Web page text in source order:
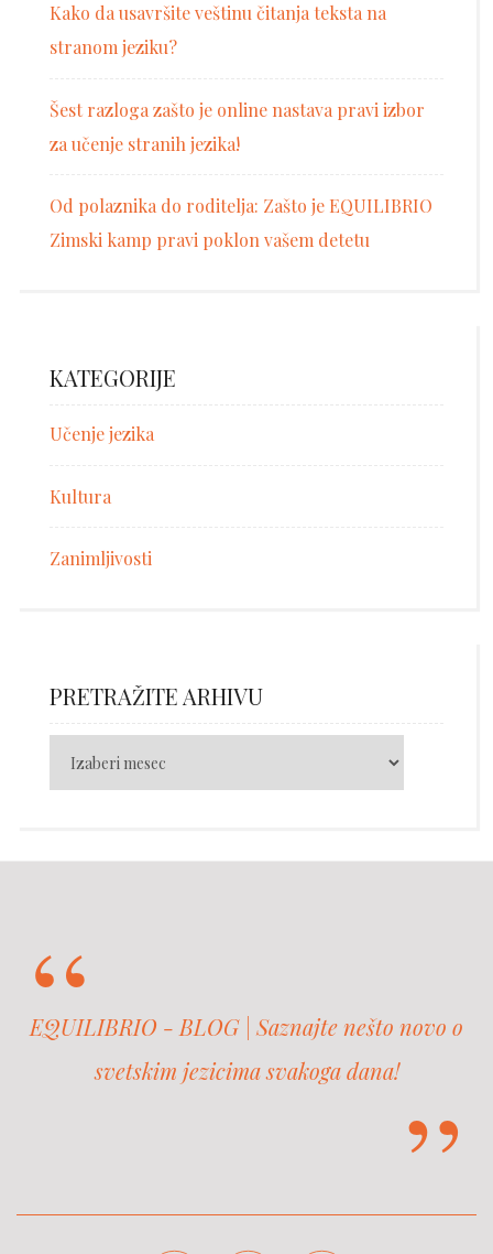
Kako da usavršite veštinu čitanja teksta na
stranom jeziku?
Šest razloga zašto je online nastava pravi izbor
za učenje stranih jezika!
Od polaznika do roditelja: Zašto je EQUILIBRIO
Zimski kamp pravi poklon vašem detetu
KATEGORIJE
Učenje jezika
Kultura
Zanimljivosti
PRETRAŽITE ARHIVU
EQUILIBRIO - BLOG | Saznajte nešto novo o
svetskim jezicima svakoga dana!